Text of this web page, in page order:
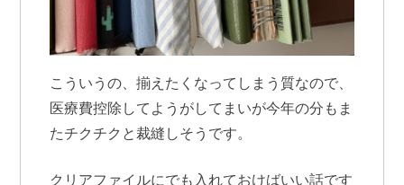
こういうの、揃えたくなってしまう質なので、
医療費控除してようがしてまいが今年の分もま
たチクチクと裁縫しそうです。
クリアファイルにでも入れておけばいい話です